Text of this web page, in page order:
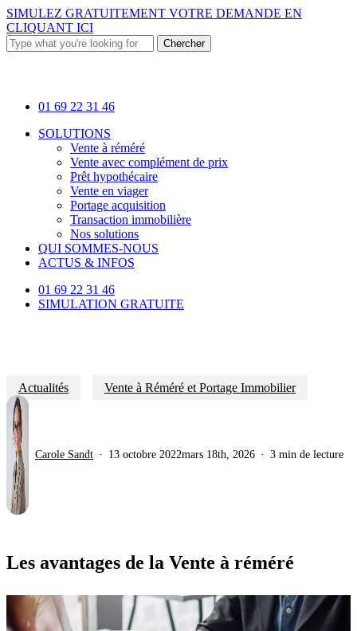
Skip
to
main
content
SIMULEZ GRATUITEMENT VOTRE DEMANDE EN
CLIQUANT ICI
Chercher
01 69 22 31 46
Menu
SOLUTIONS
Vente à réméré
Vente avec complément de prix
Prêt hypothécaire
Vente en viager
Portage acquisition
Transaction immobilière
Nos solutions
QUI SOMMES-NOUS
ACTUS & INFOS
01 69 22 31 46
SIMULATION GRATUITE
Actualités Vente à Réméré et Portage Immobilier
Carole Sandt 13 octobre 2022mars 18th, 2026 3 min de lecture
Les avantages de la Vente à réméré